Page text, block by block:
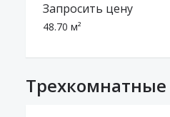
Запросить цену
48.70 м²
Трехкомнатные